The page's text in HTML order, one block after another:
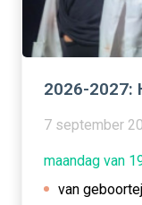
2026-2027:
7 september
maandag van
van